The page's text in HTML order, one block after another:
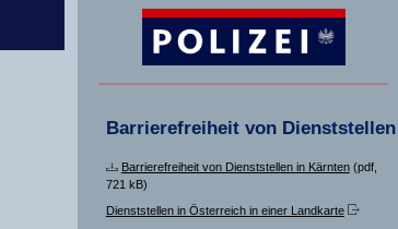
Barrierefreiheit von Dienststellen
Barrierefreiheit von Dienststellen in Kärnten(pdf,
721 kB)
Dienststellen in Österreich in einer Landkarte